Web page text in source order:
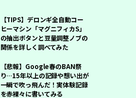
【TIPS】デロンギ全自動コー
ヒーマシン「マグニフィカS」
の抽出ボタンと豆量調整ノブの
関係を詳しく調べてみた
【悲報】Google春のBAN祭
り…15年以上の記録や想い出が
一瞬で吹っ飛んだ！実体験記録
を赤裸々に書いてみる